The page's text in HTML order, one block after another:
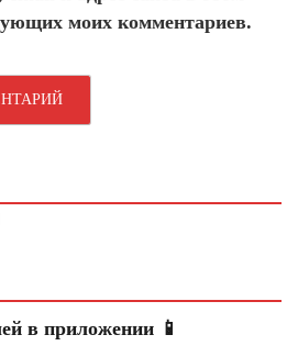
моих комментариев.
в приложении 📱